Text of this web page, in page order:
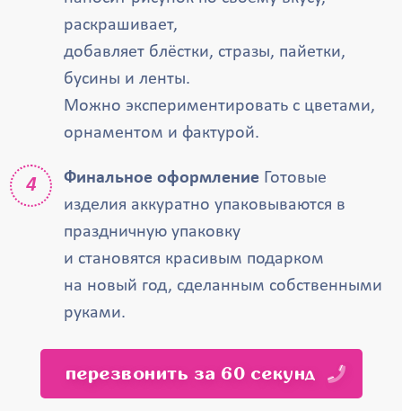
раскрашивает,
добавляет блёстки, стразы, пайетки,
бусины и ленты.
Можно экспериментировать с цветами,
орнаментом и фактурой.
Финальное оформление Готовые
изделия аккуратно упаковываются в
праздничную упаковку
и становятся красивым подарком
на новый год, сделанным собственными
руками.
перезвонить за 60 секунд